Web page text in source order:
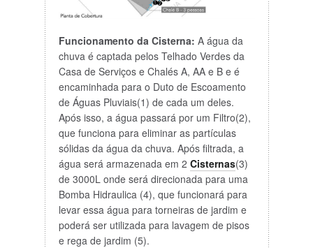
Funcionamento da Cisterna: A água da
chuva é captada pelos Telhado Verdes da
Casa de Serviços e Chalés A, AA e B e é
encaminhada para o Duto de Escoamento
de Águas Pluviais(1) de cada um deles.
Após isso, a água passará por um Filtro(2),
que funciona para eliminar as partículas
sólidas da água da chuva. Após filtrada, a
água será armazenada em 2 Cisternas(3)
de 3000L onde será direcionada para uma
Bomba Hidraulica (4), que funcionará para
levar essa água para torneiras de jardim e
poderá ser utilizada para lavagem de pisos
e rega de jardim (5).